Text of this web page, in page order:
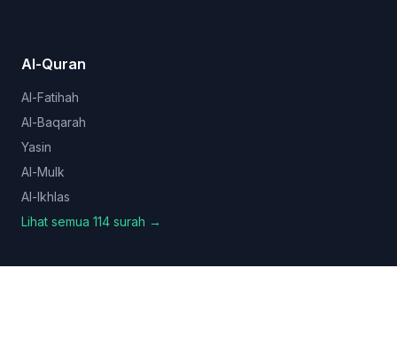
Al-Quran
Al-Fatihah
Al-Baqarah
Yasin
Al-Mulk
Al-Ikhlas
Lihat semua 114 surah →